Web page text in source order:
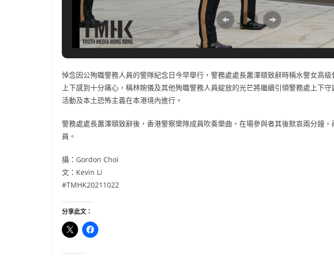
悼念因公殉職警務人員的警隊紀念日今早舉行，警務處處長蕭澤頤致辭時稱水警女高
上下感到十分痛心，稱林婉儀及其他殉職警務人員綻放的光芒將繼續引領警務處上下
活動及本土恐怖主義在本港境內進行。
警務處處長蕭澤頤致辭後，香港警察樂隊成員吹奏樂曲，在場參與者其後默哀兩分鐘
員。
攝：Gordon Choi
文：Kevin Li
#TMHK20211022
分享此文：